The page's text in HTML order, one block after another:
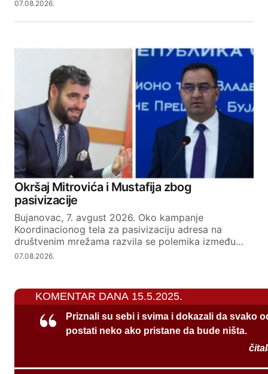
07.08.2026.
Okršaj Mitrovića i Mustafija zbog
pasivizacije
Bujanovac, 7. avgust 2026. Oko kampanje
Koordinacionog tela za pasivizaciju adresa na
društvenim mrežama razvila se polemika između…
07.08.2026.
KOMENTAR DANA 15.5.2025.
Priznali su sebi i svima i dokazali da svako
postati neko ako pristane da bude ništa.